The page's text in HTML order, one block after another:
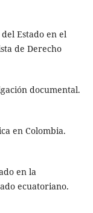
Estado en el
de Derecho
documental.
en Colombia.
en la
ecuatoriano.